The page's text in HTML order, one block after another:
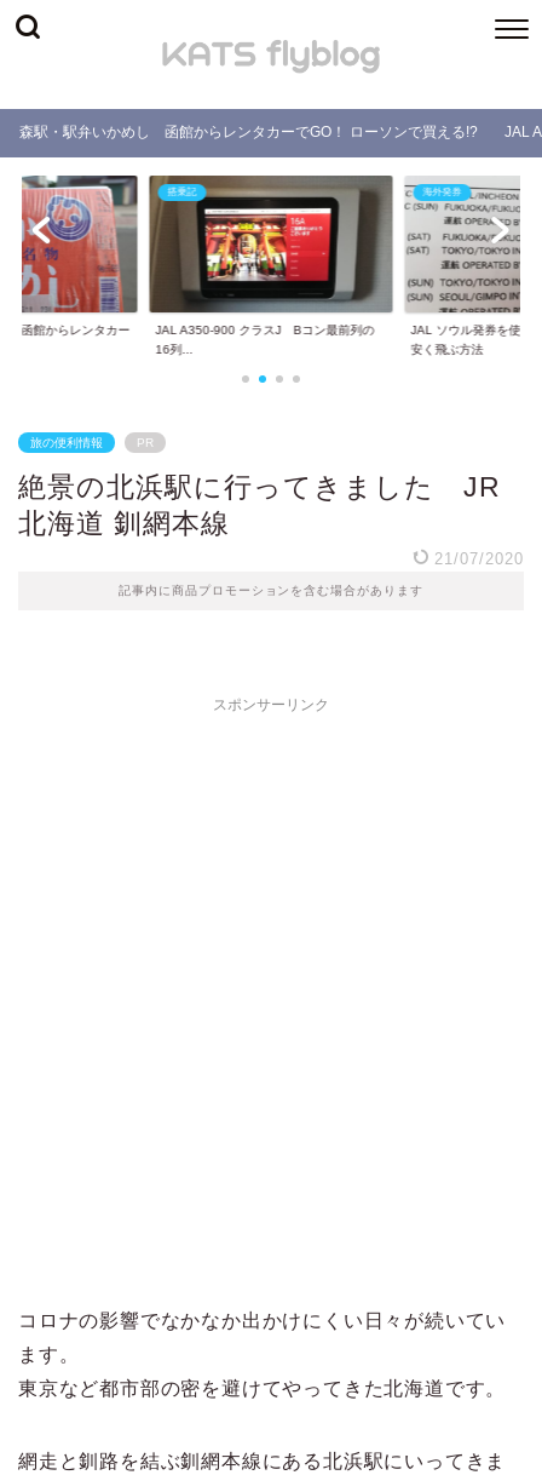
森駅・駅弁いかめし 函館からレンタカーでGO！ ローソンで買える!? JAL
函館からレンタカー
搭乗記
JAL A350-900 クラスJ Bコン最前列の
16列...
海外発券
JAL ソウル発券を使っ
安く飛ぶ方法
旅の便利情報 PR
絶景の北浜駅に行ってきました JR
北海道 釧網本線
21/07/2020
記事内に商品プロモーションを含む場合があります
スポンサーリンク
コロナの影響でなかなか出かけにくい日々が続いてい
ます。
東京など都市部の密を避けてやってきた北海道です。
網走と釧路を結ぶ釧網本線にある北浜駅にいってきま